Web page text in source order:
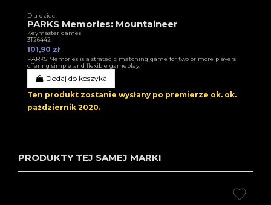
Dla dzieci
PARKS Memories: Mountaineer
Keymaster games
3T26442
101,90 zł
PARKS Memories is a strategic matching game for two or more players
offering simple and flexible gameplay.
Dodaj do koszyka
Ten produkt zostanie wysłany po premierze ok. ok.
październik 2020.
PRODUKTY TEJ SAMEJ MARKI